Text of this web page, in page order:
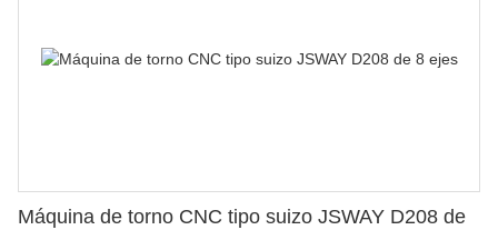
Máquina de torno CNC tipo suizo JSWAY D208 de